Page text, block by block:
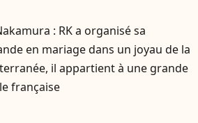
: RK a organisé sa
en mariage dans un joyau de la
il appartient à une grande
française